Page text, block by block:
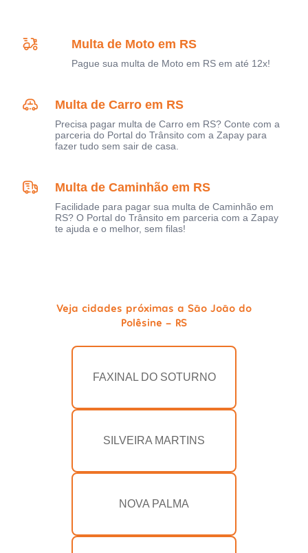
Multa de Moto em RS
Pague sua multa de Moto em RS em até 12x!
Multa de Carro em RS
Precisa pagar multa de Carro em RS? Conte com a
parceria do Portal do Trânsito com a Zapay para
fazer tudo sem sair de casa.
Multa de Caminhão em RS
Facilidade para pagar sua multa de Caminhão em
RS? O Portal do Trânsito em parceria com a Zapay
te ajuda e o melhor, sem filas!
Veja cidades próximas a São João do
Polêsine - RS
FAXINAL DO SOTURNO
SILVEIRA MARTINS
NOVA PALMA